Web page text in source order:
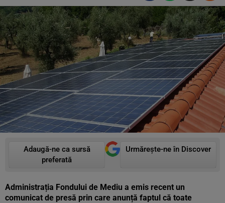
Adaugă-ne ca sursă
preferată
Urmărește-ne în Discover
Administrația Fondului de Mediu a emis recent un
comunicat de presă prin care anunță faptul că toate